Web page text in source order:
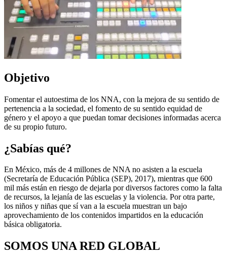
Objetivo
Fomentar el autoestima de los NNA, con la mejora de su sentido de
pertenencia a la sociedad, el fomento de su sentido equidad de
género y el apoyo a que puedan tomar decisiones informadas acerca
de su propio futuro.
¿Sabías qué?
En México, más de 4 millones de NNA no asisten a la escuela
(Secretaría de Educación Pública (SEP), 2017), mientras que 600
mil más están en riesgo de dejarla por diversos factores como la falta
de recursos, la lejanía de las escuelas y la violencia. Por otra parte,
los niños y niñas que sí van a la escuela muestran un bajo
aprovechamiento de los contenidos impartidos en la educación
básica obligatoria.
SOMOS UNA RED GLOBAL